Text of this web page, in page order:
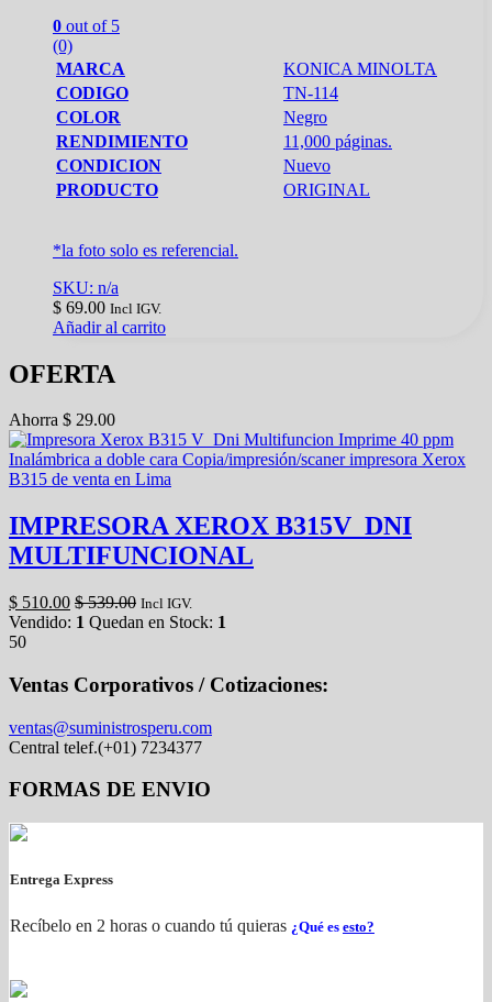
0 out of 5
(0)
MARCA
KONICA MINOLTA
CODIGO
TN-114
COLOR
Negro
RENDIMIENTO
11,000 páginas.
CONDICION
Nuevo
PRODUCTO
ORIGINAL
*la foto solo es referencial.
SKU: n/a
$ 69.00 Incl IGV.
Añadir al carrito
OFERTA
Ahorra $ 29.00
IMPRESORA XEROX B315V_DNI
MULTIFUNCIONAL
$ 510.00 $539.00 Incl IGV.
Vendido: 1 Quedan en Stock: 1
50
Ventas Corporativos / Cotizaciones:
ventas@suministrosperu.com
Central telef.(+01) 7234377
FORMAS DE ENVIO
Entrega Express
Recíbelo en 2 horas o cuando tú quieras ¿Qué es esto?